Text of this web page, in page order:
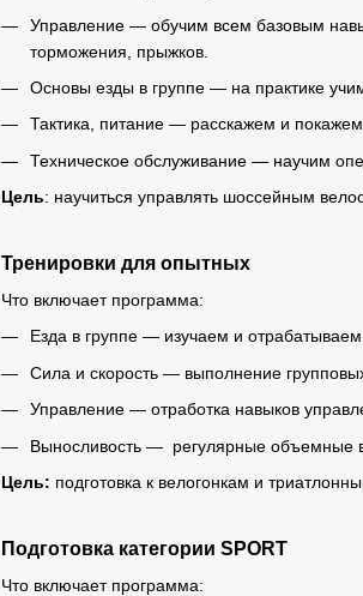
Управление — обучим всем базовым
торможения, прыжков.
Основы езды в группе — на практике
Тактика, питание — расскажем и
Техническое обслуживание — научим
Цель: научиться управлять шоссейным
Тренировки для опытных
Что включает программа:
Езда в группе — изучаем и
Сила и скорость — выполнение
Управление — отработка навыков
Выносливость — регулярные объемные
Цель: подготовка к велогонкам и
Подготовка категории SPORT
Что включает программа: